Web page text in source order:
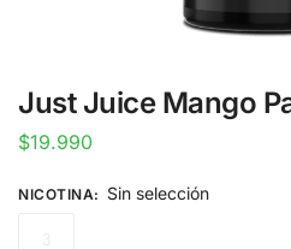
Just Juice Mango
$19.990
NICOTINA: Sin selección